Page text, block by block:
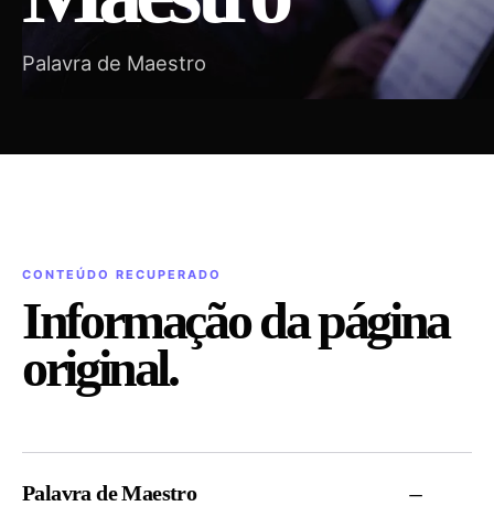
Palavra de Maestro
CONTEÚDO RECUPERADO
Informação da página
original.
Palavra de Maestro